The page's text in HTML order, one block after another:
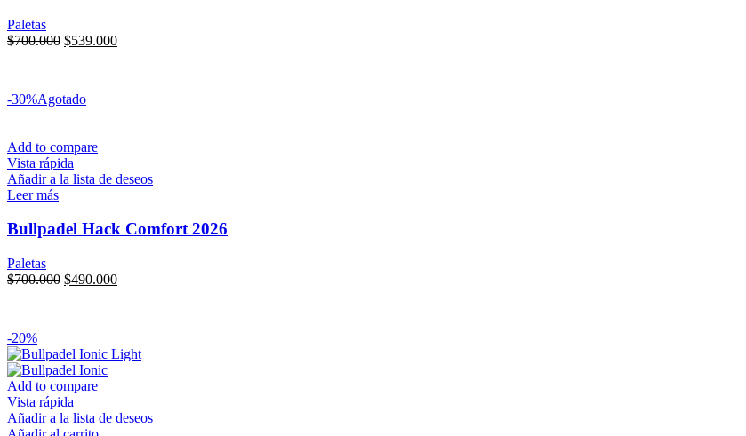
Paletas
$700.000 $539.000
-30%Agotado
Add to compare
Vista rápida
Añadir a la lista de deseos
Leer más
Bullpadel Hack Comfort 2026
Paletas
$700.000 $490.000
-20%
Add to compare
Vista rápida
Añadir a la lista de deseos